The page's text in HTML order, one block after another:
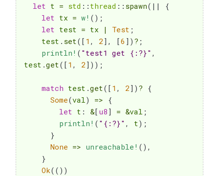
let t = std :: thread :: spawn( | |
{
let tx = w! ( ) ;
let test = tx | Test ;
    test
. set ( [ 1 , 2 ] , [6 ] ) ? ;
println! ( "test1 get {:?}" ,
test .get ( [ 1 , 2 ] ) ) ;
match test .get ( [ 1 , 2 ] ) ? {
Some(val ) => {
let t : &[ u8 ] = &val ;
println! ( "{:?}" , t ) ;
}
None => unreachable! ( ) ,
}
Ok( ( ) )